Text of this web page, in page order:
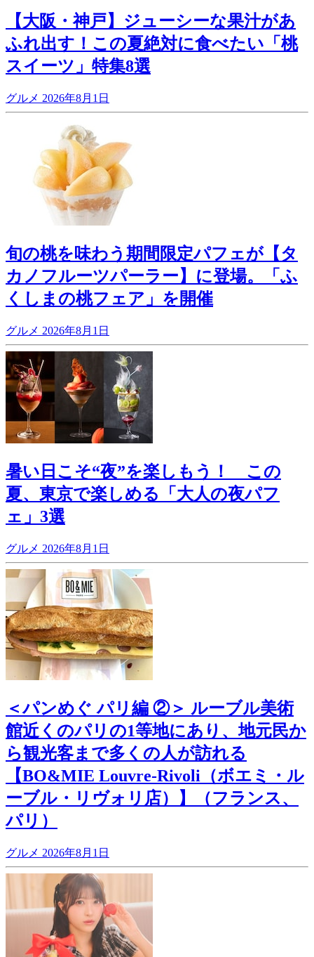
【大阪・神戸】ジューシーな果汁があ
ふれ出す！この夏絶対に食べたい「桃
スイーツ」特集8選
グルメ 2026年8月1日
旬の桃を味わう期間限定パフェが【タ
カノフルーツパーラー】に登場。「ふ
くしまの桃フェア」を開催
グルメ 2026年8月1日
暑い日こそ“夜”を楽しもう！ この
夏、東京で楽しめる「大人の夜パフ
ェ」3選
グルメ 2026年8月1日
＜パンめぐ パリ編 ②＞ ルーブル美術
館近くのパリの1等地にあり、地元民か
ら観光客まで多くの人が訪れる
【BO&MIE Louvre-Rivoli（ボエミ・ル
ーブル・リヴォリ店）】（フランス、
パリ）
グルメ 2026年8月1日